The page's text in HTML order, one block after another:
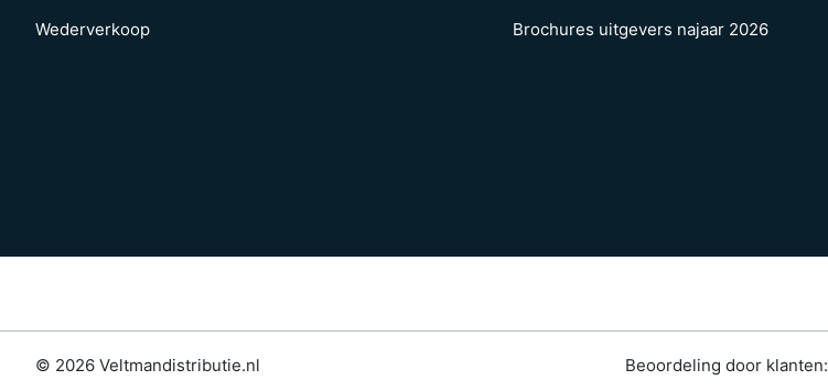
Wederverkoop Brochures uitgevers najaar 2026
© 2026 Veltmandistributie.nl Beoordeling door klanten: